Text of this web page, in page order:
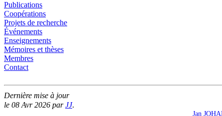
Publications
Coopérations
Projets de recherche
Événements
Enseignements
Mémoires et thèses
Membres
Contact
Dernière mise à jour
le 08 Avr 2026 parJJ.
Jan